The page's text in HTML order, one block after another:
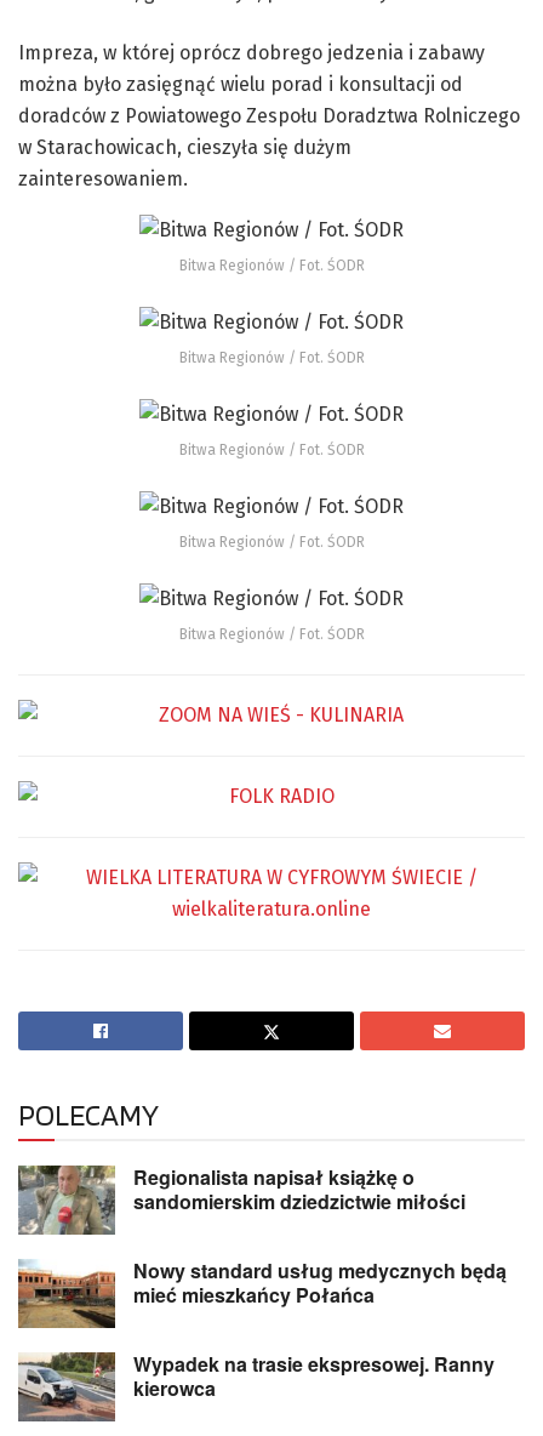
Impreza, w której oprócz dobrego jedzenia i zabawy
można było zasięgnąć wielu porad i konsultacji od
doradców z Powiatowego Zespołu Doradztwa Rolniczego
w Starachowicach, cieszyła się dużym
zainteresowaniem.
Bitwa Regionów / Fot. ŚODR
Bitwa Regionów / Fot. ŚODR
Bitwa Regionów / Fot. ŚODR
Bitwa Regionów / Fot. ŚODR
Bitwa Regionów / Fot. ŚODR
POLECAMY
Regionalista napisał książkę o
sandomierskim dziedzictwie miłości
Nowy standard usług medycznych będą
mieć mieszkańcy Połańca
Wypadek na trasie ekspresowej. Ranny
kierowca